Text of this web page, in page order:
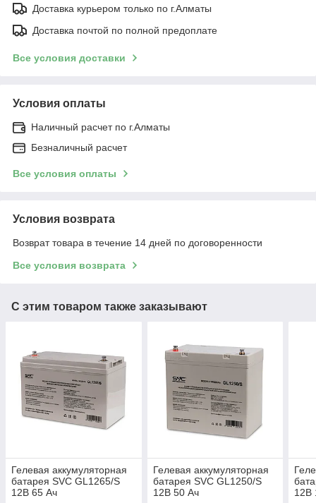
Доставка курьером только по г.Алматы
Доставка почтой по полной предоплате
Все условия доставки
Условия оплаты
Наличный расчет по г.Алматы
Безналичный расчет
Все условия оплаты
Условия возврата
Возврат товара в течение 14 дней по договоренности
Все условия возврата
С этим товаром также заказывают
Гелевая аккумуляторная
батарея SVC GL1265/S
12В 65 Ач
Гелевая аккумуляторная
батарея SVC GL1250/S
12В 50 Ач
12В